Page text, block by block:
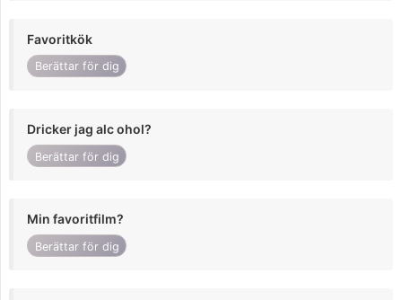
Favoritkök
Berättar för dig
Dricker jag alc ohol?
Berättar för dig
Min favoritfilm?
Berättar för dig